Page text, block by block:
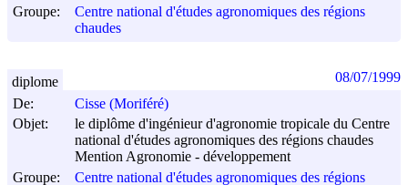
Groupe:
Centre national d'études agronomiques des régions
chaudes
De:
Cisse (Moriféré)
Objet:
le diplôme d'ingénieur d'agronomie tropicale du Centre
national d'études agronomiques des régions chaudes
Mention Agronomie - développement
Groupe:
Centre national d'études agronomiques des régions
diplome 08/07/1999